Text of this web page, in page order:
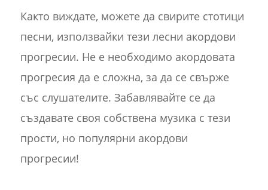
Както виждате, можете да свирите стотици
песни, използвайки тези лесни акордови
прогресии. Не е необходимо акордовата
прогресия да е сложна, за да се свърже
със слушателите. Забавлявайте се да
създавате своя собствена музика с тези
прости, но популярни акордови
прогресии!